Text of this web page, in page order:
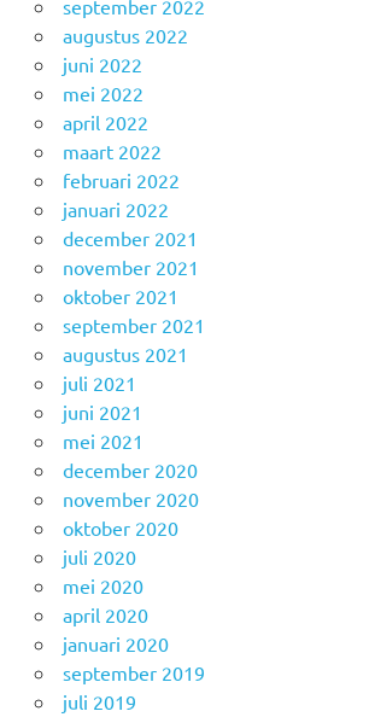
september 2022
augustus 2022
juni 2022
mei 2022
april 2022
maart 2022
februari 2022
januari 2022
december 2021
november 2021
oktober 2021
september 2021
augustus 2021
juli 2021
juni 2021
mei 2021
december 2020
november 2020
oktober 2020
juli 2020
mei 2020
april 2020
januari 2020
september 2019
juli 2019